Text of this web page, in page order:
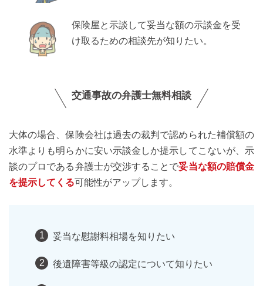
保険屋と示談して妥当な額の示談金を受
け取るための相談先が知りたい。
交通事故の弁護士無料相談
大体の場合、保険会社は過去の裁判で認められた補償額の
水準よりも明らかに安い示談金しか提示してこないが、示
談のプロである弁護士が交渉することで妥当な額の賠償金
を提示してくる可能性がアップします。
妥当な慰謝料相場を知りたい
後遺障害等級の認定について知りたい